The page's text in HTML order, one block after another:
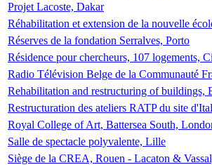
Projet Lacoste, Dakar
Réhabilitation et extension de la nouvelle
Réserves de la fondation Serralves, Porto
Résidence pour chercheurs, 107 logements,
Radio Télévision Belge de la Communauté
Rehabilitation and restructuring of buildings,
Restructuration des ateliers RATP du site
Royal College of Art, Battersea South,
Salle de spectacle polyvalente, Lille
Siège de la CREA, Rouen - Lacaton &